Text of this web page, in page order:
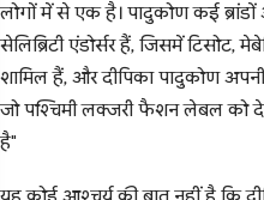
लोगों में से एक है। पादुकोण कई
सेलिब्रिटी एंडोर्सर हैं, जिसमें टिसोट,
शामिल हैं, और दीपिका पादुकोण
जो पश्चिमी लक्जरी फैशन लेबल को
है"